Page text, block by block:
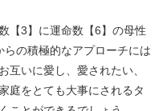
【3】に運命数【6】の母性
の積極的なアプローチには
互いに愛し、愛されたい、
庭をとても大事にされるタ